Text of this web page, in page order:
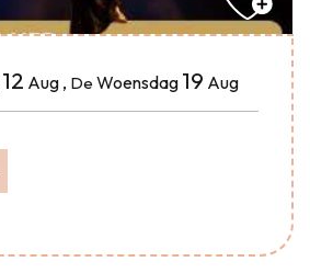
12 Aug , De Woensdag 19 Aug